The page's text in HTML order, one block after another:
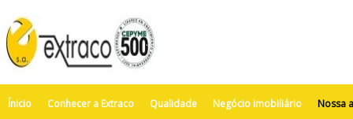
Ínicio Conhecer a Extraco Qualidade Negócio imobiliário Nossa